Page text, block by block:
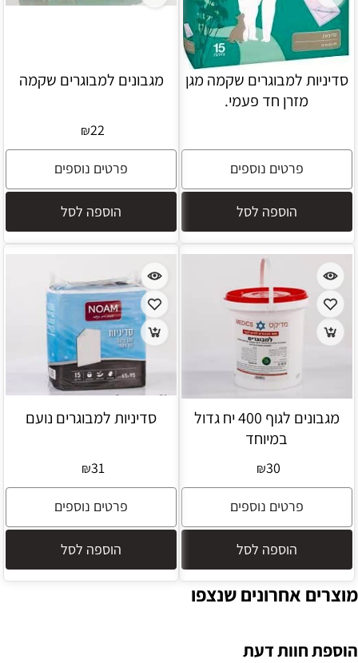
סדיניות למבוגרים שקמה מגן
מזרן חד פעמי.
פרטים נוספים
הוספה לסל
מגבונים למבוגרים שקמה
₪22
פרטים נוספים
הוספה לסל
מגבונים לגוף 400 יח גדול
במיוחד
₪30
פרטים נוספים
הוספה לסל
סדיניות למבוגרים נועם
₪31
פרטים נוספים
הוספה לסל
מוצרים אחרונים שנצפו
הוספת חוות דעת